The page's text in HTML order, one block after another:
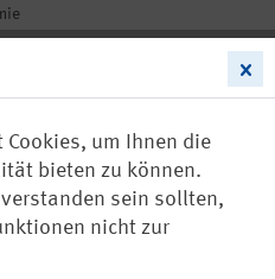
Cookies, um Ihnen die
bieten zu können.
sein sollten,
nicht zur